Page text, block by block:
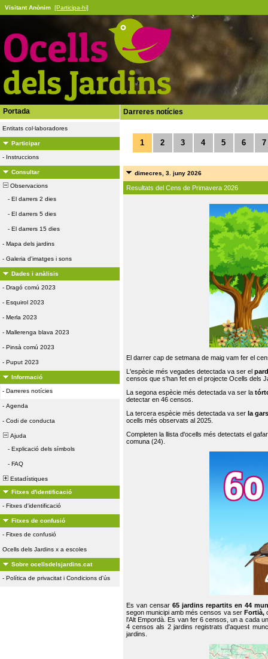
Visitant Anònim [Participa-hi]
Portada
Entitats col·laboradores
Participar
- Instruccions
Consultar
Observacions
- El darrers 2 dies
- El darrers 5 dies
- El darrers 15 dies
- Mapa dels jardins
- Galeria d'imatges i sons
Dades i anàlisis
- Dragó comú 2023
- Esquirol 2023
- Merla 2023
- Mallerenga blava 2023
- Pinsà comú 2023
- Puput 2023
Informació
- Darreres notícies
- Agenda
- Codi de conducta
Ajuda
- Explicació dels símbols
- FAQ
Estadístiques
Fitxes d'identificació
- Fitxes d'identificació
Fitxes de confusió
- Fitxes de confusió
Ocells dels Jardins x a escoles
Sobre ocellsdelsjardins.cat
- Política de privacitat i Condicions d'ús
Darreres notícies
1 2 3 4 5 6 7
dimecres, 3. juny 2026
Resultats del Cens de Primavera 2026
El darrer cap de setmana de maig vam fer el
L'espècie més vegades detectada va ser el
censos que s'han fet en el projecte Ocells dels
La segona espècie més detectada va ser la
detectar en 46 censos.
La tercera espècie més detectada va ser la
ocells més observats al 2025.
Completen la llista d'ocells més detectats el
comuna (24).
Es van censar65 jardins repartits en 44
segon municipi amb més censos va ser Fortià,
l'Alt Empordà. Es van fer 6 censos, un a cada
4 censos als 2 jardins registrats d'aquest
jardins.